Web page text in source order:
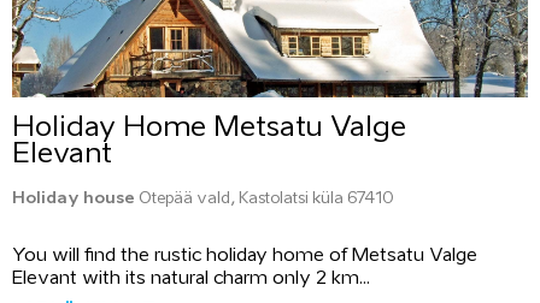
Holiday Home Metsatu Valge
Elevant
Holiday house Otepää vald, Kastolatsi küla 67410
You will find the rustic holiday home of Metsatu Valge
Elevant with its natural charm only 2 km...